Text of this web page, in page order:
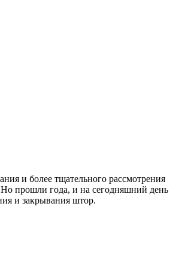
и более тщательного рассмотрения
Но прошли года, и на сегодняшний день
и закрывания штор.